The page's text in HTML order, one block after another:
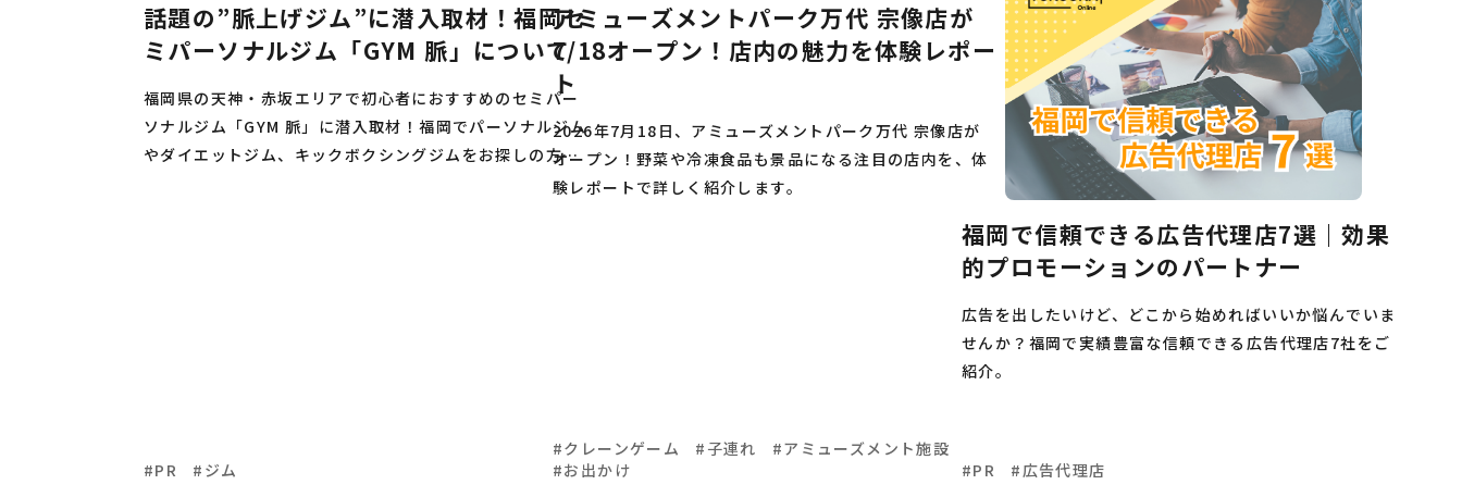
話題の”脈上げジム”に潜入取材！福岡セ
ミパーソナルジム「GYM 脈」について
福岡県の天神・赤坂エリアで初心者におすすめのセミパー
ソナルジム「GYM 脈」に潜入取材！福岡でパーソナルジム
やダイエットジム、キックボクシングジムをお探しの方は
PR ジム
アミューズメントパーク万代 宗像店が
7/18オープン！店内の魅力を体験レポー
ト
2026年7月18日、アミューズメントパーク万代 宗像店が
オープン！野菜や冷凍食品も景品になる注目の店内を、体
験レポートで詳しく紹介します。
クレーンゲーム 子連れ
アミューズメント施設
お出かけ
福岡で信頼できる広告代理店7選｜効果
的プロモーションのパートナー
広告を出したいけど、どこから始めればいいか悩んでいま
せんか？福岡で実績豊富な信頼できる広告代理店7社をご
紹介。
PR 広告代理店